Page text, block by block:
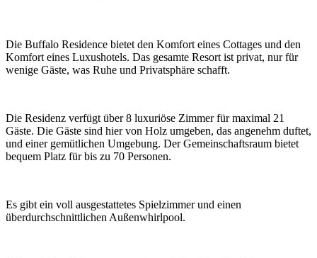
Die Buffalo Residence bietet den Komfort eines Cottages und den
Komfort eines Luxushotels. Das gesamte Resort ist privat, nur für
wenige Gäste, was Ruhe und Privatsphäre schafft.
Die Residenz verfügt über 8 luxuriöse Zimmer für maximal 21
Gäste. Die Gäste sind hier von Holz umgeben, das angenehm duftet,
und einer gemütlichen Umgebung. Der Gemeinschaftsraum bietet
bequem Platz für bis zu 70 Personen.
Es gibt ein voll ausgestattetes Spielzimmer und einen
überdurchschnittlichen Außenwhirlpool.